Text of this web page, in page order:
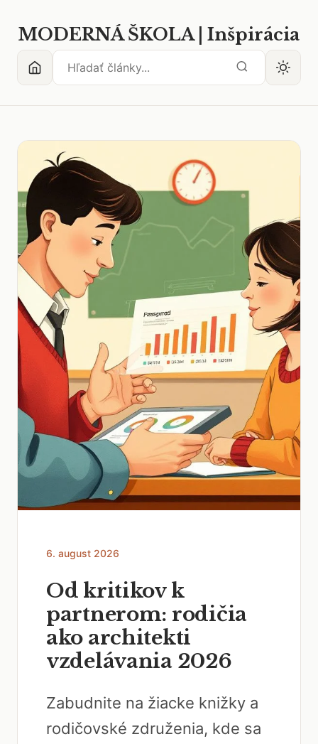
MODERNÁ ŠKOLA | Inšpirácia
6. august 2026
Od kritikov k
partnerom: rodičia
ako architekti
vzdelávania 2026
Zabudnite na žiacke knižky a
rodičovské združenia, kde sa